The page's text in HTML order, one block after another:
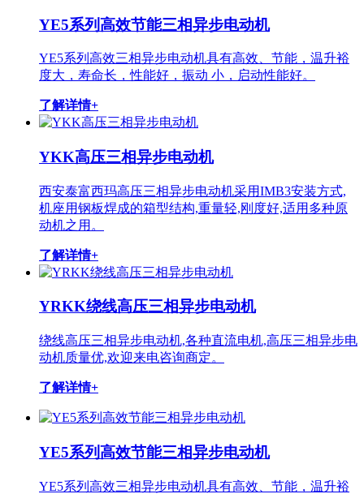
YE5系列高效节能三相异步电动机
YE5系列高效三相异步电动机具有高效、节能，温升裕
度大，寿命长，性能好，振动 小，启动性能好。
了解详情+
YKK高压三相异步电动机
西安泰富西玛高压三相异步电动机采用IMB3安装方式,
机座用钢板焊成的箱型结构,重量轻,刚度好,适用多种原
动机之用。
了解详情+
YRKK绕线高压三相异步电动机
绕线高压三相异步电动机,各种直流电机,高压三相异步电
动机质量优,欢迎来电咨询商定。
了解详情+
YE5系列高效节能三相异步电动机
YE5系列高效三相异步电动机具有高效、节能，温升裕